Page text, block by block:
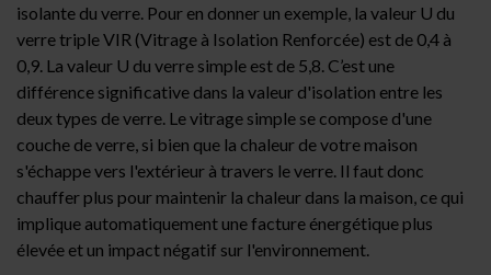
isolante du verre. Pour en donner un exemple, la valeur U du
verre triple VIR (Vitrage à Isolation Renforcée) est de 0,4 à
0,9. La valeur U du verre simple est de 5,8. C’est une
différence significative dans la valeur d'isolation entre les
deux types de verre. Le vitrage simple se compose d'une
couche de verre, si bien que la chaleur de votre maison
s'échappe vers l'extérieur à travers le verre. Il faut donc
chauffer plus pour maintenir la chaleur dans la maison, ce qui
implique automatiquement une facture énergétique plus
élevée et un impact négatif sur l'environnement.